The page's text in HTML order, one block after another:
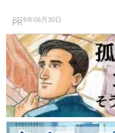
2026年06月30日
PR